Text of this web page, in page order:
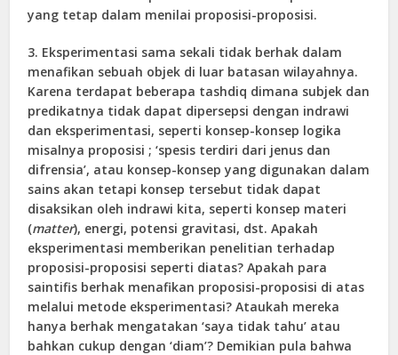
yang tetap dalam menilai proposisi-proposisi.
3. Eksperimentasi sama sekali tidak berhak dalam
menafikan sebuah objek di luar batasan wilayahnya.
Karena terdapat beberapa tashdiq dimana subjek dan
predikatnya tidak dapat dipersepsi dengan indrawi
dan eksperimentasi, seperti konsep-konsep logika
misalnya proposisi ; ‘spesis terdiri dari jenus dan
difrensia’, atau konsep-konsep yang digunakan dalam
sains akan tetapi konsep tersebut tidak dapat
disaksikan oleh indrawi kita, seperti konsep materi
(matter), energi, potensi gravitasi, dst. Apakah
eksperimentasi memberikan penelitian terhadap
proposisi-proposisi seperti diatas? Apakah para
saintifis berhak menafikan proposisi-proposisi di atas
melalui metode eksperimentasi? Ataukah mereka
hanya berhak mengatakan ‘saya tidak tahu’ atau
bahkan cukup dengan ‘diam’? Demikian pula bahwa